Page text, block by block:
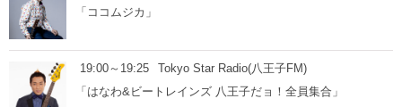
「ココムジカ」
19:00～19:25
Tokyo Star Radio(八王子FM)
「はなわ&ビートレインズ 八王子だョ！全員集合」